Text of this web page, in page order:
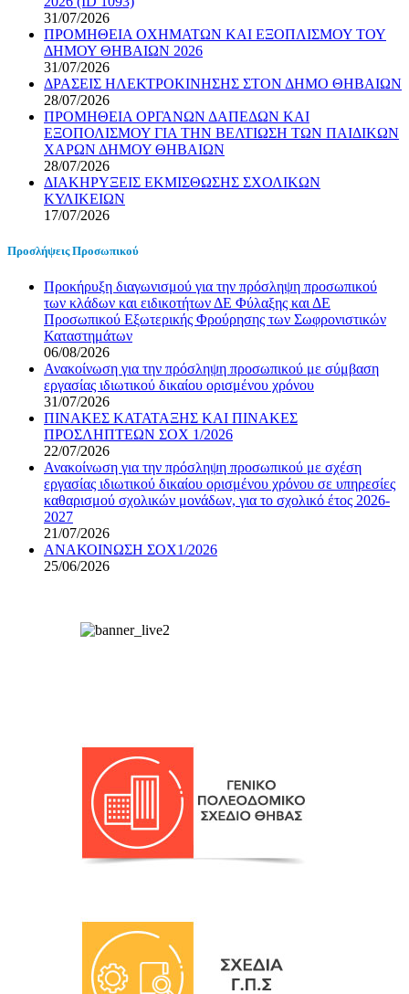
31/07/2026
ΠΡΟΜΗΘΕΙΑ ΟΧΗΜΑΤΩΝ ΚΑΙ ΕΞΟΠΛΙΣΜΟΥ ΤΟΥ
ΔΗΜΟΥ ΘΗΒΑΙΩΝ 2026
31/07/2026
ΔΡΑΣΕΙΣ ΗΛΕΚΤΡΟΚΙΝΗΣΗΣ ΣΤΟΝ ΔΗΜΟ ΘΗΒΑΙΩΝ
28/07/2026
ΠΡΟΜΗΘΕΙΑ ΟΡΓΑΝΩΝ ΔΑΠΕΔΩΝ ΚΑΙ
ΕΞΟΠΟΛΙΣΜΟΥ ΓΙΑ ΤΗΝ ΒΕΛΤΙΩΣΗ ΤΩΝ ΠΑΙΔΙΚΩΝ
ΧΑΡΩΝ ΔΗΜΟΥ ΘΗΒΑΙΩΝ
28/07/2026
ΔΙΑΚΗΡΥΞΕΙΣ ΕΚΜΙΣΘΩΣΗΣ ΣΧΟΛΙΚΩΝ
ΚΥΛΙΚΕΙΩΝ
17/07/2026
Προσλήψεις Προσωπικού
Προκήρυξη διαγωνισμού για την πρόσληψη προσωπικού
των κλάδων και ειδικοτήτων ΔΕ Φύλαξης και ΔΕ
Προσωπικού Εξωτερικής Φρούρησης των Σωφρονιστικών
Καταστημάτων
06/08/2026
Ανακοίνωση για την πρόσληψη προσωπικού με σύμβαση
εργασίας ιδιωτικού δικαίου ορισμένου χρόνου
31/07/2026
ΠΙΝΑΚΕΣ ΚΑΤΑΤΑΞΗΣ ΚΑΙ ΠΙΝΑΚΕΣ
ΠΡΟΣΛΗΠΤΕΩΝ ΣΟΧ 1/2026
22/07/2026
Ανακοίνωση για την πρόσληψη προσωπικού με σχέση
εργασίας ιδιωτικού δικαίου ορισμένου χρόνου σε υπηρεσίες
καθαρισμού σχολικών μονάδων, για το σχολικό έτος 2026-
2027
21/07/2026
ΑΝΑΚΟΙΝΩΣΗ ΣΟΧ1/2026
25/06/2026